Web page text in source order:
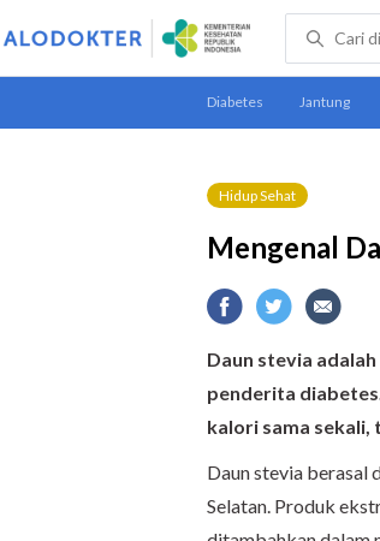
Hidup Sehat
Mengenal
Daun stevia
penderita
kalori sama sekali,
Daun stevia berasal
Selatan. Produk